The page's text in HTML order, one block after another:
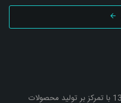
شرکت ایران ناژو (سهامي خاص) در سال 1361 با تمرکز بر تولید محصولات